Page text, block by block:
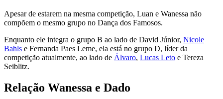
Apesar de estarem na mesma competição, Luan e Wanessa não
compõem o mesmo grupo no Dança dos Famosos.
Enquanto ele integra o grupo B ao lado de David Júnior, Nicole
Bahls e Fernanda Paes Leme, ela está no grupo D, líder da
competição atualmente, ao lado de Álvaro, Lucas Leto e Tereza
Seiblitz.
Relação Wanessa e Dado